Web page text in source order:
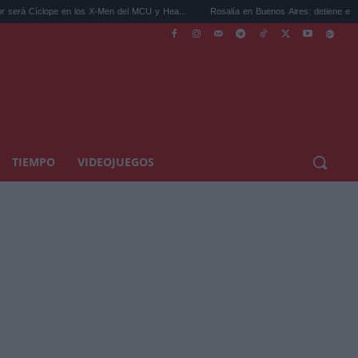
los X-Men del MCU y Hea... Rosalía en Buenos Aires: detiene el tráfico y se s...
TIEMPO VIDEOJUEGOS